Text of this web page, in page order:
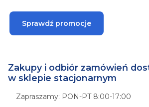
Sprawdź promocje
Zakupy i odbiór zamówień
w sklepie stacjonarnym
Zapraszamy: PON-PT 8:00-17:00